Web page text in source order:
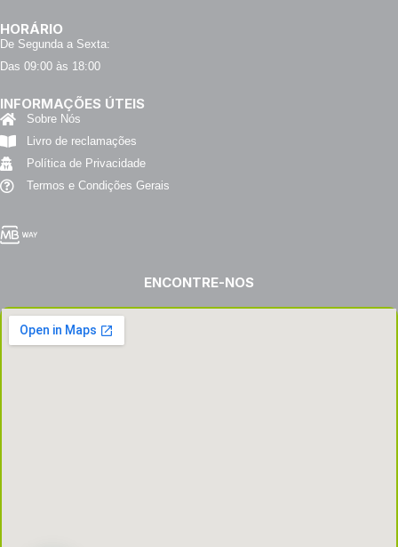
HORÁRIO
De Segunda a Sexta:
Das 09:00 às 18:00
INFORMAÇÕES ÚTEIS
Sobre Nós
Livro de reclamações
Política de Privacidade
Termos e Condições Gerais
ENCONTRE-NOS